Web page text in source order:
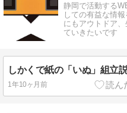
静岡で活動する
しての有益な情
にもアウトドア
ていきたいです
しかくで紙の「いぬ」組立
1年10ヶ月前